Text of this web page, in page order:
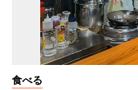
食べる